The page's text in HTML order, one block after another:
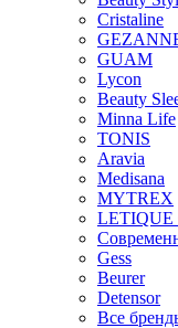
Cristaline
GUAM
Lycon
Beauty
Minna Life
TONIS
Aravia
Medisana
MYTREX
LETIQUE
Gess
Beurer
Detensor
Все